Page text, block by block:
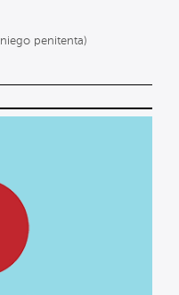
penitenta)